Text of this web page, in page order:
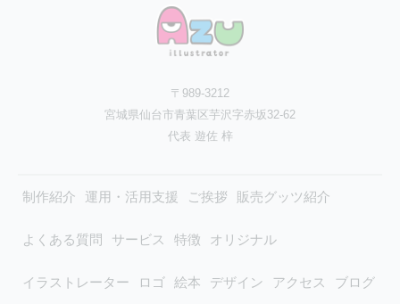
制作紹介 運用・活用支援 ご挨拶 販売グッツ紹介
よくある質問 サービス 特徴 オリジナル
イラストレーター ロゴ 絵本 デザイン アクセス ブログ
〒989-3212
宮城県仙台市青葉区芋沢字赤坂32-62
代表 遊佐 梓